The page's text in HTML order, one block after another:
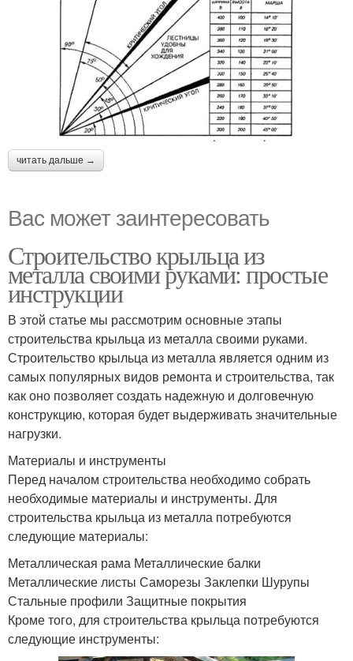
читать дальше →
Вас может заинтересовать
Строительство крыльца из
металла своими руками: простые
инструкции
В этой статье мы рассмотрим основные этапы
строительства крыльца из металла своими руками.
Строительство крыльца из металла является одним из
самых популярных видов ремонта и строительства, так
как оно позволяет создать надежную и долговечную
конструкцию, которая будет выдерживать значительные
нагрузки.
Материалы и инструменты
Перед началом строительства необходимо собрать
необходимые материалы и инструменты. Для
строительства крыльца из металла потребуются
следующие материалы:
Металлическая рама Металлические балки
Металлические листы Саморезы Заклепки Шурупы
Стальные профили Защитные покрытия
Кроме того, для строительства крыльца потребуются
следующие инструменты: